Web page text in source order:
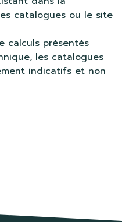
catalogues ou le site
calculs présentés
les catalogues
indicatifs et non